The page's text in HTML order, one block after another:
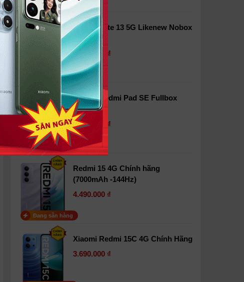
Đang sẵn hàng
Redmi Note 13 5G Likenew Nobox
(Sẵn TV)
3.590.000 ₫
Đang sẵn hàng
Xiaomi Redmi Pad SE Fullbox
(sẵn TV)
3.390.000 ₫
Đang sẵn hàng
Redmi 15 4G Chính hãng
(7000mAh -144Hz)
4.490.000 ₫
Đang sẵn hàng
Xiaomi Redmi 15C 4G Chính Hãng
3.690.000 ₫